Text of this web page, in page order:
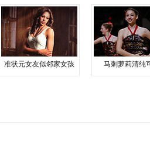
准状元女友似邻家女孩 马刺萝莉清纯